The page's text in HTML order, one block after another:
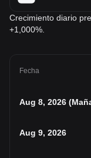
Crecimiento diario
+1,000%.
Fecha
Aug 8, 2026 (
Aug 9, 2026